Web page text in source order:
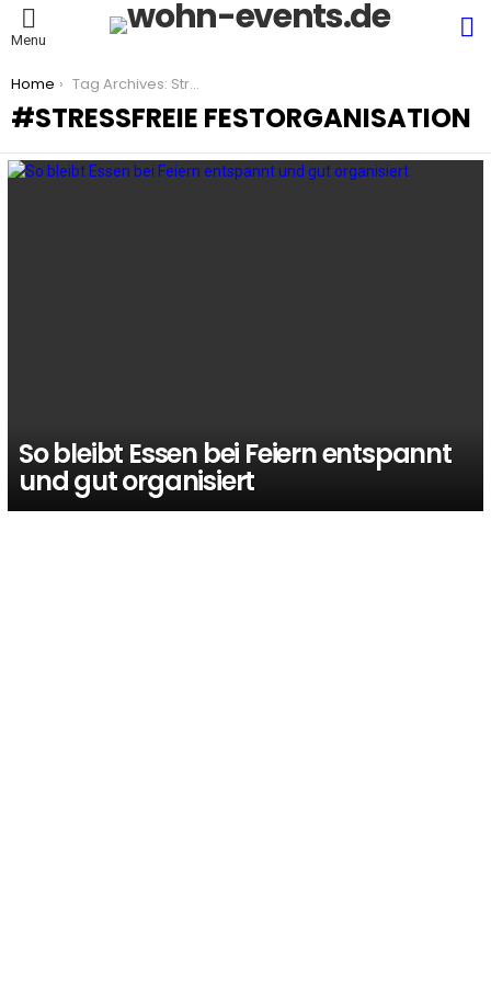
Menu
You are here:
Home Tag Archives: Stressfreie Festorganisation
STRESSFREIE FESTORGANISATION
So bleibt Essen bei Feiern entspannt
und gut organisiert